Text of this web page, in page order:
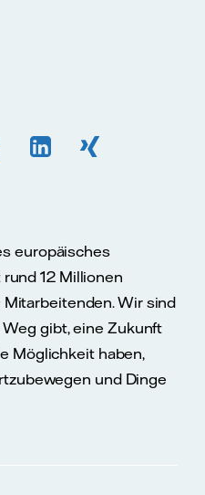
europäisches
12 Millionen
Wir sind
gibt, eine Zukunft
Möglichkeit haben,
und Dinge